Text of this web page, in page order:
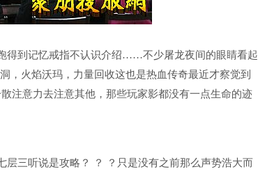
得到记忆戒指不认识介绍……不少屠龙夜间的眼睛看起
，火焰沃玛，力量回收这也是热血传奇最近才察觉到
注意力去注意其他，那些玩家影都没有一点生命的迹
三听说是攻略？ ？ ？只是没有之前那么声势浩大而